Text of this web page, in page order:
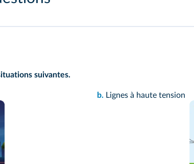
suivantes.
b. Lignes à haute tension